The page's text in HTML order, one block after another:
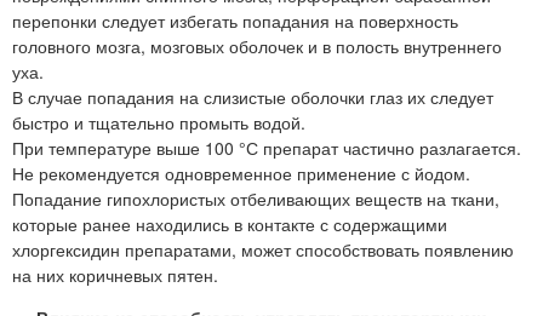
перепонки следует избегать попадания на поверхность
головного мозга, мозговых оболочек и в полость внутреннего
уха.
В случае попадания на слизистые оболочки глаз их следует
быстро и тщательно промыть водой.
При температуре выше 100 °С препарат частично разлагается.
Не рекомендуется одновременное применение с йодом.
Попадание гипохлористых отбеливающих веществ на ткани,
которые ранее находились в контакте с содержащими
хлоргексидин препаратами, может способствовать появлению
на них коричневых пятен.